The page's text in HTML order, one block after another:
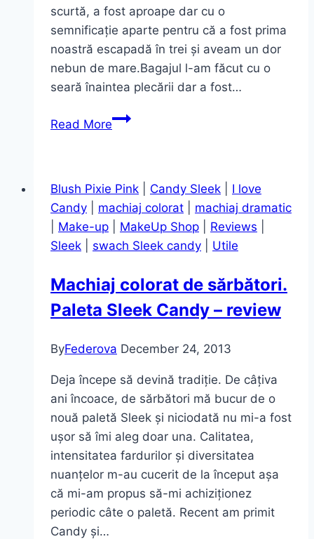
scurtă, a fost aproape dar cu o
semnificație aparte pentru că a fost prima
noastră escapadă în trei și aveam un dor
nebun de mare.Bagajul l-am făcut cu o
seară înaintea plecării dar a fost…
Read MoreProdusele
însoțit
în
mini-
vacanța
mare
Blush Pixie Pink Candy Sleek
I love
Candy
machiaj colorat
machiaj dramatic
Make-up MakeUp Shop Reviews
Sleek
swach Sleek candy Utile
Machiaj colorat de sărbători.
Paleta Sleek Candy – review
ByFederova December 24, 2013
Deja începe să devină tradiție. De câțiva
ani încoace, de sărbători mă bucur de o
nouă paletă Sleek și niciodată nu mi-a fost
ușor să îmi aleg doar una. Calitatea,
intensitatea fardurilor și diversitatea
nuanțelor m-au cucerit de la început așa
că mi-am propus să-mi achiziționez
periodic câte o paletă. Recent am primit
Candy și…